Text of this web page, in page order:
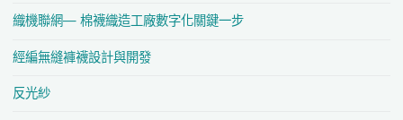
織機聯網— 棉襪織造工廠數字化關鍵一步
經編無縫褲襪設計與開發
反光紗